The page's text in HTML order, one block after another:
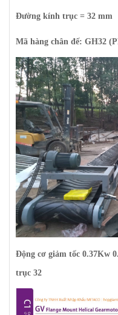
Đường kính trục = 32 mm
Mã hàng chân đế: GH32
Động cơ giảm tốc 0.37Kw
trục 32